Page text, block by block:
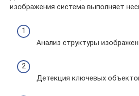
изображения система выполняет
Анализ структуры
Детекция ключевых